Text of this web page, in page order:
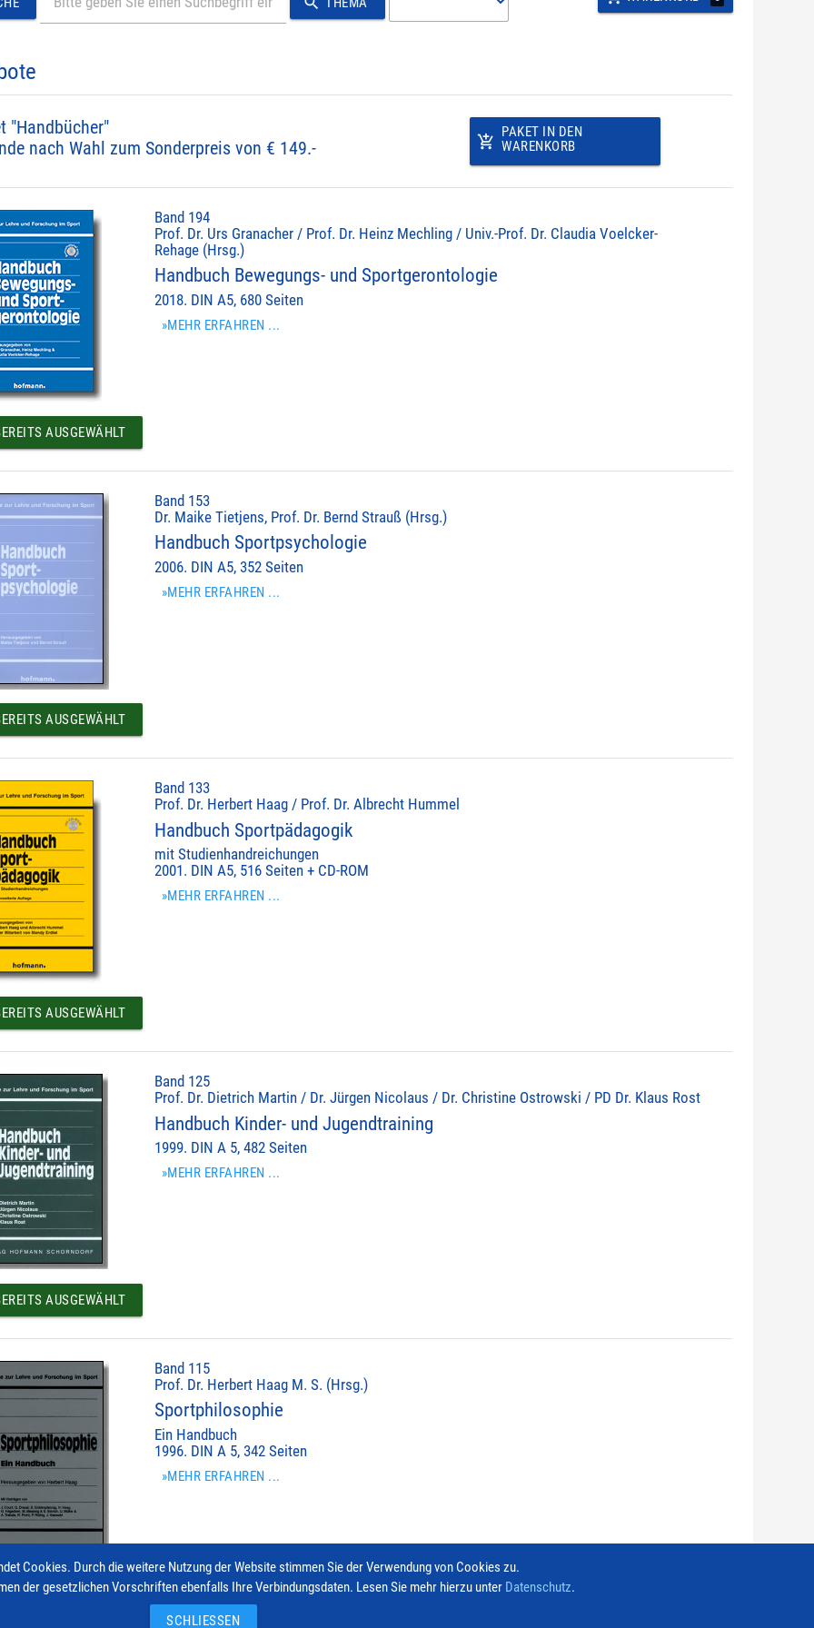
"Handbücher"
nach Wahl zum Sonderpreis von € 149.-
add_shopping_cart
PAKET IN DEN
WARENKORB
Band 194
Prof. Dr. Urs Granacher / Prof. Dr. Heinz Mechling / Univ.-Prof. Dr. Claudia Voelcker-
Rehage (Hrsg.)
Handbuch Bewegungs- und Sportgerontologie
2018. DIN A5, 680 Seiten
»MEHR ERFAHREN ...
AUSGEWÄHLT
Band 153
Dr. Maike Tietjens, Prof. Dr. Bernd Strauß (Hrsg.)
Handbuch Sportpsychologie
2006. DIN A5, 352 Seiten
»MEHR ERFAHREN ...
AUSGEWÄHLT
Band 133
Prof. Dr. Herbert Haag / Prof. Dr. Albrecht Hummel
Handbuch Sportpädagogik
mit Studienhandreichungen
2001. DIN A5, 516 Seiten + CD-ROM
»MEHR ERFAHREN ...
AUSGEWÄHLT
Band 125
Prof. Dr. Dietrich Martin / Dr. Jürgen Nicolaus / Dr. Christine Ostrowski / PD Dr. Klaus Rost
Handbuch Kinder- und Jugendtraining
1999. DIN A 5, 482 Seiten
»MEHR ERFAHREN ...
AUSGEWÄHLT
Band 115
Prof. Dr. Herbert Haag M. S. (Hrsg.)
Sportphilosophie
Ein Handbuch
1996. DIN A 5, 342 Seiten
»MEHR ERFAHREN ...
AUSGEWÄHLT
Cookies. Durch die weitere Nutzung der Website stimmen Sie der Verwendung von Cookies zu.
der gesetzlichen Vorschriften ebenfalls Ihre Verbindungsdaten. Lesen Sie mehr hierzu unter Datenschutz.
SCHLIESSEN